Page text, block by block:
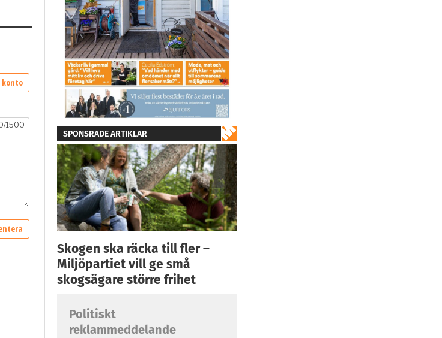
SPONSRADE ARTIKLAR
Skogen ska räcka till fler –
Miljöpartiet vill ge små
skogsägare större frihet
Politiskt
reklammeddelande